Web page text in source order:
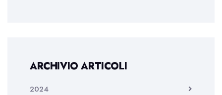
ARCHIVIO ARTICOLI
2024